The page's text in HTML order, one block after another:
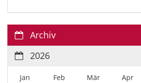
Archiv
2026
Jan Feb Mär Apr